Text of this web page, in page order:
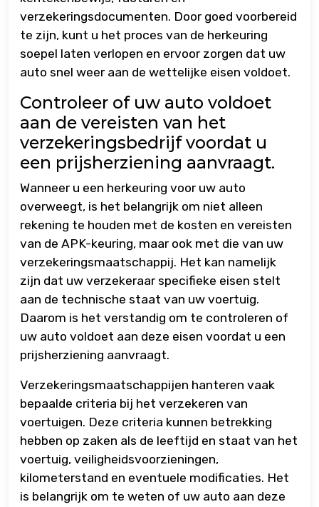
verzekeringsdocumenten. Door goed voorbereid
te zijn, kunt u het proces van de herkeuring
soepel laten verlopen en ervoor zorgen dat uw
auto snel weer aan de wettelijke eisen voldoet.
Controleer of uw auto voldoet
aan de vereisten van het
verzekeringsbedrijf voordat u
een prijsherziening aanvraagt.
Wanneer u een herkeuring voor uw auto
overweegt, is het belangrijk om niet alleen
rekening te houden met de kosten en vereisten
van de APK-keuring, maar ook met die van uw
verzekeringsmaatschappij. Het kan namelijk
zijn dat uw verzekeraar specifieke eisen stelt
aan de technische staat van uw voertuig.
Daarom is het verstandig om te controleren of
uw auto voldoet aan deze eisen voordat u een
prijsherziening aanvraagt.
Verzekeringsmaatschappijen hanteren vaak
bepaalde criteria bij het verzekeren van
voertuigen. Deze criteria kunnen betrekking
hebben op zaken als de leeftijd en staat van het
voertuig, veiligheidsvoorzieningen,
kilometerstand en eventuele modificaties. Het
is belangrijk om te weten of uw auto aan deze